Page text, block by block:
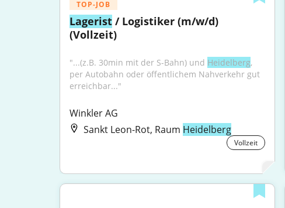
TOP-JOB
Lagerist / Logistiker (m/w/d)
(Vollzeit)
"...(z.B. 30min mit der S-Bahn) und Heidelberg,
per Autobahn oder öffentlichem Nahverkehr gut
erreichbar..."
Winkler AG
Sankt Leon-Rot, Raum Heidelberg
Vollzeit